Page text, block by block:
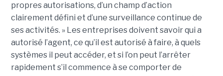
propres autorisations, d’un champ d’action
clairement défini et d’une surveillance continue de
ses activités. » Les entreprises doivent savoir qui a
autorisé l’agent, ce qu’il est autorisé à faire, à quels
systèmes il peut accéder, et si l’on peut l’arrêter
rapidement s’il commence à se comporter de